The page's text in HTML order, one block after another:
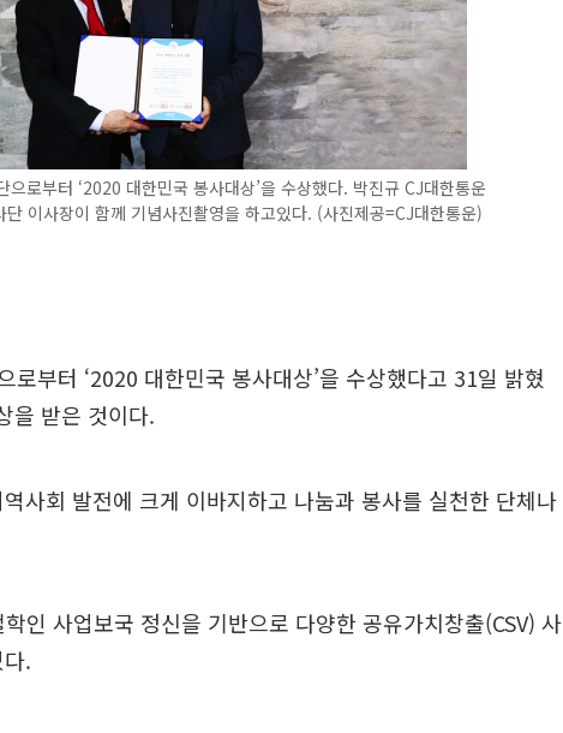
로부터 ‘2020 대한민국 봉사대상’을 수상했다. 박진규 CJ대한통운
이사장이 함께 기념사진촬영을 하고있다. (사진제공=CJ대한통운)
로부터 ‘2020 대한민국 봉사대상’을 수상했다고 31일 밝혔
을 받은 것이다.
사회 발전에 크게 이바지하고 나눔과 봉사를 실천한 단체나
인 사업보국 정신을 기반으로 다양한 공유가치창출(CSV) 사
.